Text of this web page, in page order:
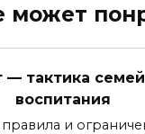
может
— тактика
воспитания
и